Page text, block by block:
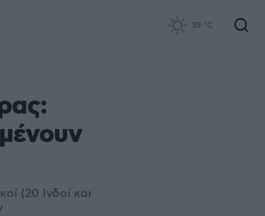
35 °C
(20 Ινδοί και